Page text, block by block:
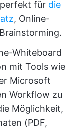
für die
, Online-
Whiteboard
mit Tools wie
Microsoft
Workflow zu
Möglichkeit,
(PDF,